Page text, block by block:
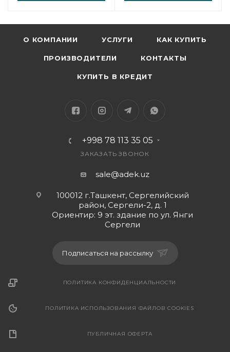
О КОМПАНИИ УСЛУГИ КАК КУПИТЬ
ПРОИЗВОДИТЕЛИ КОНТАКТЫ
КУПИТЬ В КРЕДИТ
+998 78 113 35 05
ЗАКАЗАТЬ ЗВОНОК
sale@adek.uz
100012 г.Ташкент, Сергелийский
район, Сергели-2, д. 1
Ориентир: 9 эт. здание по ул. Янги
Сергели
Подписаться на рассылку
ПОЛИТИКА КОНФИДЕНЦИАЛЬНОСТИ
ПОЛИТИКА ИСПОЛЬЗОВАНИЯ ФАЙЛОВ COOKIES
ПУБЛИЧНАЯ ОФЕРТА